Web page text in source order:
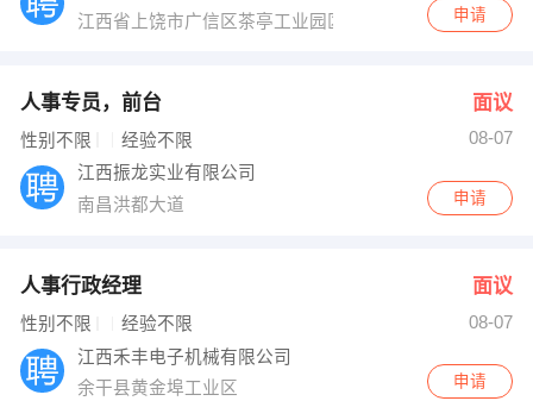
江西省上饶市广信区茶亭工业园区发展大道12-2号
申请
人事专员，前台 面议
性别不限 经验不限
08-07
江西振龙实业有限公司
南昌洪都大道
申请
人事行政经理 面议
性别不限 经验不限
08-07
江西禾丰电子机械有限公司
余干县黄金埠工业区
申请